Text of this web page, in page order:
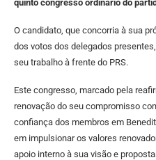
quinto congresso ordinário do
O candidato, que concorria à sua
dos votos dos delegados
seu trabalho à frente do PRS.
Este congresso, marcado pela
renovação do seu compromisso
confiança dos membros em
em impulsionar os valores
apoio interno à sua visão e